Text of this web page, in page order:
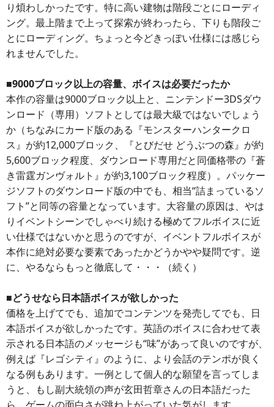
り煩わしかったです。特に高い建物は階段ごとにローディ
ング。最上階まで上って探索が終わったら、下りも階段ご
とにローディング。ちょっと今どきっぽい仕様には感じら
れませんでした。
■9000ブロック以上の容量、ボイスは必要だったか
本作の容量は9000ブロック以上と、ニンテンドー3DSダウ
ンロード（専用）ソフトとしては最大級ではないでしょう
か（ちなみにカード版のある『モンスターハンタークロ
ス』が約12,000ブロック、『とびだせ どうぶつの森』が約
5,600ブロック程度、ダウンロード専用だと同価格帯の『蒼
き雷霆ガンヴォルト』が約3,100ブロック程度）。パッケー
ジソフトのダウンロード版の中でも、相当“詰まっているソ
フト”と同等の容量となっています。大容量の原因は、やは
りイベントシーンでしゃべり続ける極めてフルボイスに近
い仕様ではないかと思うのですが、イベントフルボイスが
本作に絶対必要な要素であったかどうかやや疑問です。逆
に、やるならもっと徹底して・・・（続く）
■どうせなら日本語ボイスが欲しかった
価格を上げてでも、追加でコンテンツを発売してでも、日
本語ボイスが欲しかったです。英語のボイスに合わせて表
示される日本語のメッセージも“味”があって良いのですが、
例えば『レゴシティ』のように、より会話のテンポが良く
なる例もあります。一例として個人的な願望を言ってしま
うと、もし副大統領の声が玄田哲章さんの日本語だった